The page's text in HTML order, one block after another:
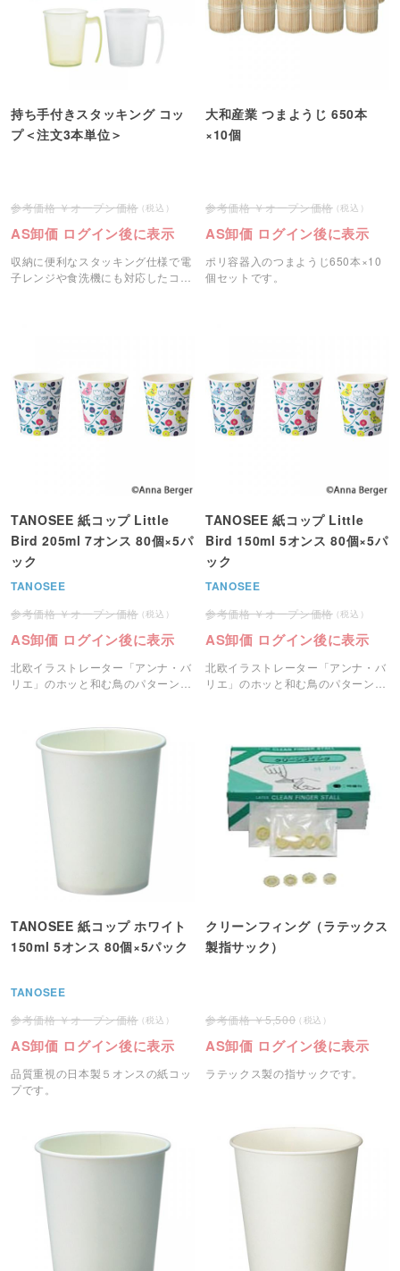
持ち手付きスタッキング コッ
プ＜注文3本単位＞
オープン価格
AS卸価 ログイン後に表示
収納に便利なスタッキング仕様で電
子レンジや食洗機にも対応したコッ
大和産業 つまようじ 650本
×10個
オープン価格
AS卸価 ログイン後に表示
ポリ容器入のつまようじ650本×10
個セットです。
TANOSEE 紙コップ Little
Bird 205ml 7オンス 80個×5パ
ック
TANOSEE
オープン価格
AS卸価 ログイン後に表示
北欧イラストレーター「アンナ・バ
リエ」のホッと和む鳥のパターンを
TANOSEE 紙コップ Little
Bird 150ml 5オンス 80個×5パ
ック
TANOSEE
オープン価格
AS卸価 ログイン後に表示
北欧イラストレーター「アンナ・バ
リエ」のホッと和む鳥のパターンを
TANOSEE 紙コップ ホワイト
150ml 5オンス 80個×5パック
TANOSEE
オープン価格
AS卸価 ログイン後に表示
品質重視の日本製５オンスの紙コッ
プです。
クリーンフィング（ラテックス
製指サック）
5,500
AS卸価 ログイン後に表示
ラテックス製の指サックです。